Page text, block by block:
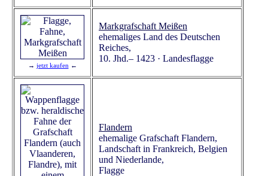
→ jetzt kaufen ←
Markgrafschaft Meißen
ehemaliges Land des Deutschen
Reiches,
10. Jhd.– 1423 · Landesflagge
Flandern
ehemalige Grafschaft Flandern,
Landschaft in Frankreich, Belgien
und Niederlande,
Flagge